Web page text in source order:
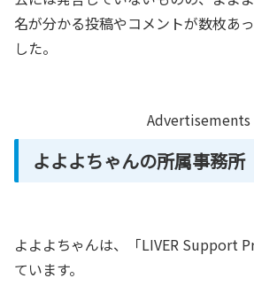
名が分かる投稿やコメントが数枚あ
した。
Advertisements
よよよちゃんの所属事務所
よよよちゃんは、「LIVER Support
ています。